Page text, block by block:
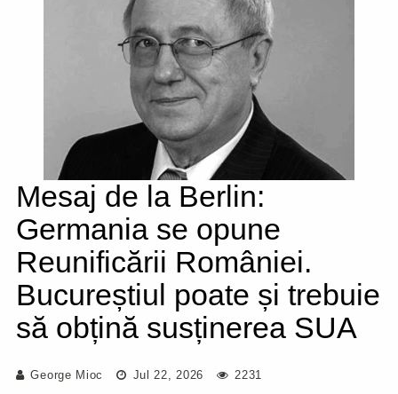
Mesaj de la Berlin:
Germania se opune
Reunificării României.
Bucureștiul poate și trebuie
să obțină susținerea SUA
George Mioc Jul 22, 2026 2231